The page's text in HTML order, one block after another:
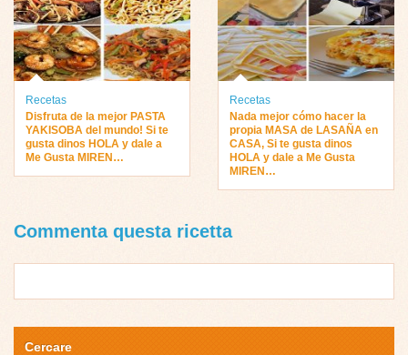
Recetas
Disfruta de la mejor PASTA
YAKISOBA del mundo! Si te
gusta dinos HOLA y dale a
Me Gusta MIREN…
Recetas
Nada mejor cómo hacer la
propia MASA de LASAÑA en
CASA, Si te gusta dinos
HOLA y dale a Me Gusta
MIREN…
Commenta questa ricetta
Cercare